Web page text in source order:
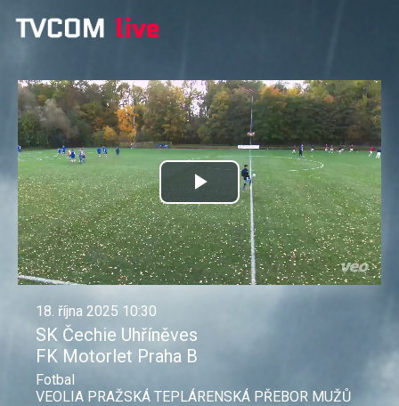
Přehrát
video
18. října 2025 10:30
SK Čechie Uhříněves
FK Motorlet Praha B
Fotbal
VEOLIA PRAŽSKÁ TEPLÁRENSKÁ PŘEBOR MUŽŮ